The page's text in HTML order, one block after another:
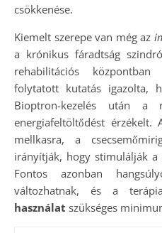
csökkenése.
Kiemelt szerepe van még az
a krónikus fáradtság
rehabilitációs
folytatott kutatás igazolta,
Bioptron-kezelés után a
energiafeltöltődést
mellkasra, a
irányítják, hogy stimulálják a
Fontos azonban
változhatnak, és a
használat szükséges